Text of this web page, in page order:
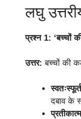
लघु
प्रश्न 1: ‘बच्चों
उत्तर: बच्चों की
दबाव के